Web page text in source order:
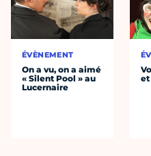
ÉVÈNEMENT
On a vu, on a aimé
« Silent Pool » au
Lucernaire
et